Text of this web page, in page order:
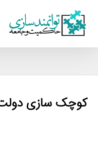
کوچک سازی